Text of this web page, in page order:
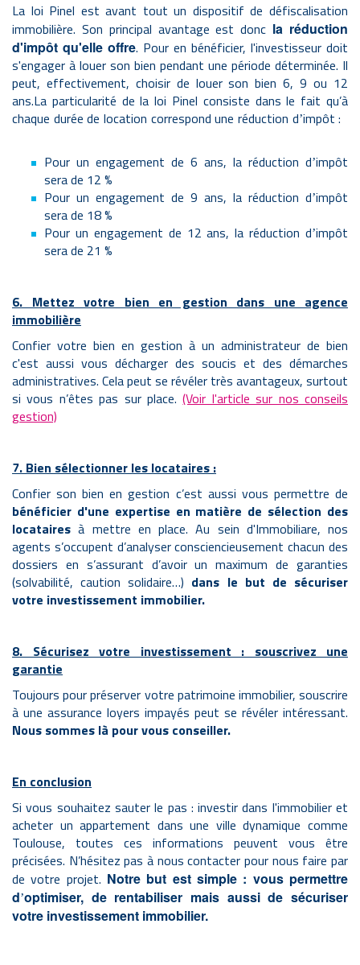
La loi Pinel est avant tout un dispositif de défiscalisation
immobilière. Son principal avantage est donc la réduction
d'impôt qu'elle offre. Pour en bénéficier, l'investisseur doit
s'engager à louer son bien pendant une période déterminée. Il
peut, effectivement, choisir de louer son bien 6, 9 ou 12
ans.La particularité de la loi Pinel consiste dans le fait qu’à
chaque durée de location correspond une réduction d’impôt :
Pour un engagement de 6 ans, la réduction d’impôt
sera de 12 %
Pour un engagement de 9 ans, la réduction d’impôt
sera de 18 %
Pour un engagement de 12 ans, la réduction d’impôt
sera de 21 %
6. Mettez votre bien en gestion dans une agence
immobilière
Confier votre bien en gestion à un administrateur de bien
c'est aussi vous décharger des soucis et des démarches
administratives. Cela peut se révéler très avantageux, surtout
si vous n’êtes pas sur place.(Voir l'article sur nos conseils
gestion)
7. Bien sélectionner les locataires :
Confier son bien en gestion c’est aussi vous permettre de
bénéficier d'une expertise en matière de sélection des
locataires à mettre en place. Au sein d'Immobiliare, nos
agents s’occupent d’analyser consciencieusement chacun des
dossiers en s’assurant d’avoir un maximum de garanties
(solvabilité, caution solidaire…) dans le but de sécuriser
votre investissement immobilier.
8. Sécurisez votre investissement : souscrivez une
garantie
Toujours pour préserver votre patrimoine immobilier, souscrire
à une assurance loyers impayés peut se révéler intéressant.
Nous sommes là pour vous conseiller.
En conclusion
Si vous souhaitez sauter le pas : investir dans l'immobilier et
acheter un appartement dans une ville dynamique comme
Toulouse, toutes ces informations peuvent vous être
précisées. N’hésitez pas à nous contacter pour nous faire par
de votre projet. Notre but est simple : vous permettre
d’optimiser, de rentabiliser mais aussi de sécuriser
votre investissement immobilier.